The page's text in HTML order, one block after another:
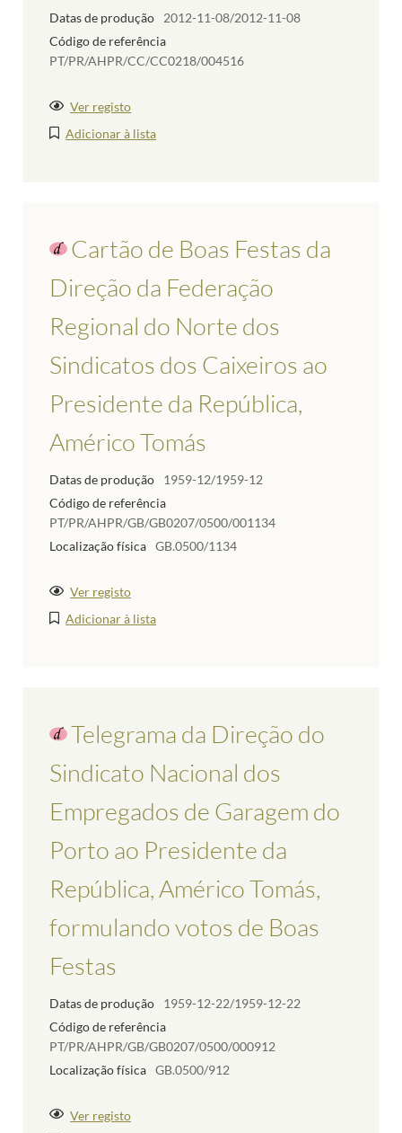
Datas de produção
2012-11-08/2012-11-08
Código de referência
PT/PR/AHPR/CC/CC0218/004516
Ver registo
Adicionar à lista
Cartão de Boas Festas da
Direção da Federação
Regional do Norte dos
Sindicatos dos Caixeiros ao
Presidente da República,
Américo Tomás
Datas de produção
1959-12/1959-12
Código de referência
PT/PR/AHPR/GB/GB0207/0500/001134
Localização física GB.0500/1134
Ver registo
Adicionar à lista
Telegrama da Direção do
Sindicato Nacional dos
Empregados de Garagem do
Porto ao Presidente da
República, Américo Tomás,
formulando votos de Boas
Festas
Datas de produção
1959-12-22/1959-12-22
Código de referência
PT/PR/AHPR/GB/GB0207/0500/000912
Localização física GB.0500/912
Ver registo